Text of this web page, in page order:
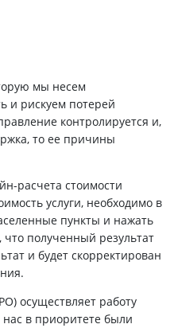
мы несем
и рискуем потерей
контролируется и,
то ее причины
расчета стоимости
услуги, необходимо в
пункты и нажать
что полученный результат
и будет скорректирован
осуществляет работу
нас в приоритете были